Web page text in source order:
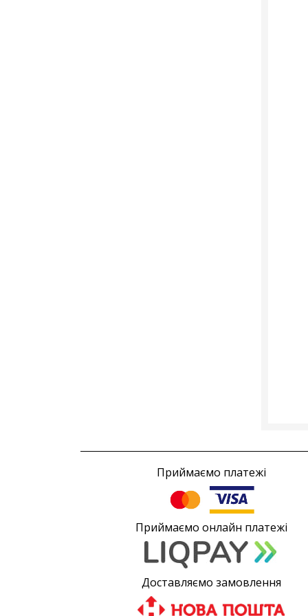
Приймаємо платежі
Приймаємо онлайн платежі
Доставляємо замовлення